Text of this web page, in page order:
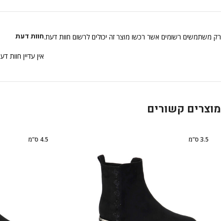
חוות דעת
אין עדיין חוות
רק משתמשים רשומים אשר רכשו מוצר זה יכולים לרשום חוות דעת.
מוצרים קשורים
3.5 ס"מ 4.5 ס"מ